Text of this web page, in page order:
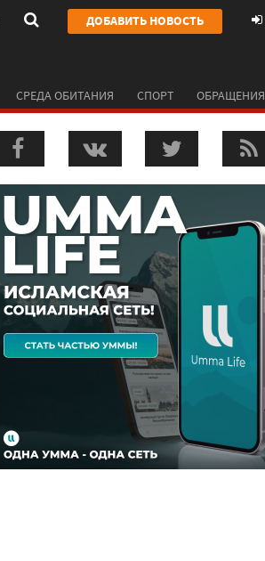
ДОБАВИТЬ НОВОСТЬ
СРЕДА ОБИТАНИЯ СПОРТ ОБРАЩЕНИЯ